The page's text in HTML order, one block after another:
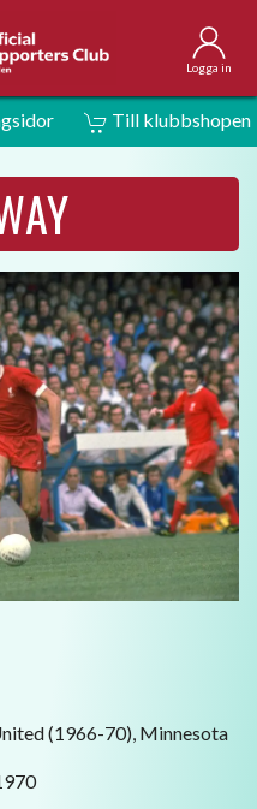
Logga in
Till klubbshopen
(1966-70), Minnesota